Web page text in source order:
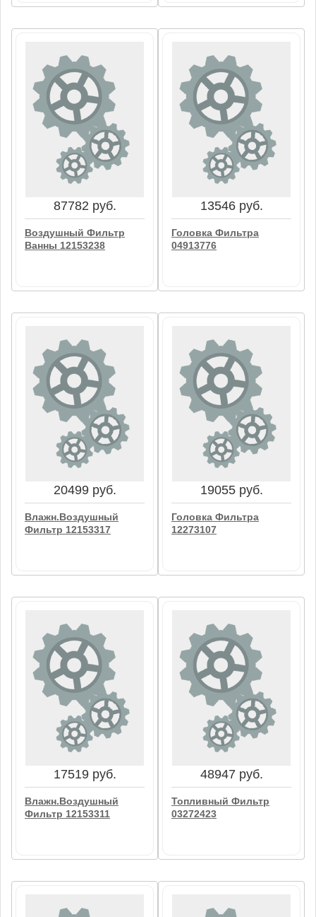
13004 руб.
Масляный Фильтр
01171486
8806 руб.
Фильтровый Элемент
04610083
87782 руб.
Воздушный Фильтр
Ванны 12153238
87782 руб.
Воздушный Фильтр
Ванны 12153238
13546 руб.
Головка Фильтра
04913776
13546 руб.
Головка Фильтра
04913776
20499 руб.
Влажн.Воздушный
Фильтр 12153317
20499 руб.
Влажн.Воздушный
Фильтр 12153317
19055 руб.
Головка Фильтра
12273107
19055 руб.
Головка Фильтра
12273107
17519 руб.
Влажн.Воздушный
Фильтр 12153311
48947 руб.
Топливный Фильтр
03272423